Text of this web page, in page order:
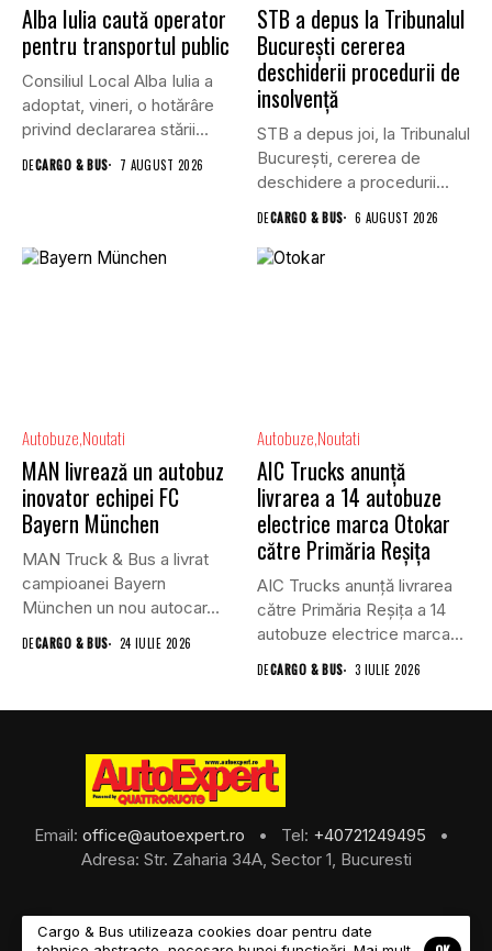
Alba Iulia caută operator
pentru transportul public
Consiliul Local Alba Iulia a
adoptat, vineri, o hotărâre
privind declararea stării...
DECARGO & BUS 7 AUGUST 2026
STB a depus la Tribunalul
București cererea
deschiderii procedurii de
insolvență
STB a depus joi, la Tribunalul
Bucureşti, cererea de
deschidere a procedurii...
DECARGO & BUS 6 AUGUST 2026
Autobuze Noutati
MAN livrează un autobuz
inovator echipei FC
Bayern München
MAN Truck & Bus a livrat
campioanei Bayern
München un nou autocar...
DECARGO & BUS 24 IULIE 2026
Autobuze Noutati
AIC Trucks anunță
livrarea a 14 autobuze
electrice marca Otokar
către Primăria Reșița
AIC Trucks anunță livrarea
către Primăria Reșița a 14
autobuze electrice marca...
DECARGO & BUS 3 IULIE 2026
Email: office@autoexpert.ro • Tel: +40721249495
•
Adresa: Str. Zaharia 34A, Sector 1, Bucuresti
Cargo & Bus utilizeaza cookies doar pentru date